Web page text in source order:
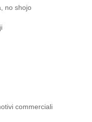
no shojo
commerciali